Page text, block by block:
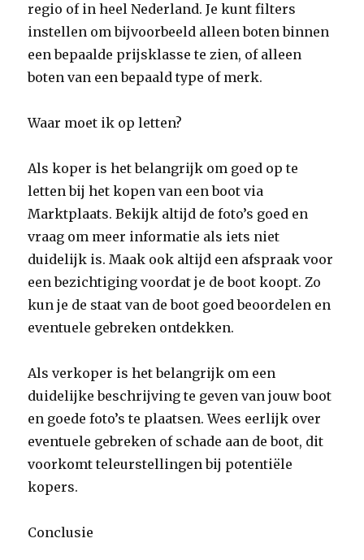
regio of in heel Nederland. Je kunt filters
instellen om bijvoorbeeld alleen boten binnen
een bepaalde prijsklasse te zien, of alleen
boten van een bepaald type of merk.
Waar moet ik op letten?
Als koper is het belangrijk om goed op te
letten bij het kopen van een boot via
Marktplaats. Bekijk altijd de foto’s goed en
vraag om meer informatie als iets niet
duidelijk is. Maak ook altijd een afspraak voor
een bezichtiging voordat je de boot koopt. Zo
kun je de staat van de boot goed beoordelen en
eventuele gebreken ontdekken.
Als verkoper is het belangrijk om een
duidelijke beschrijving te geven van jouw boot
en goede foto’s te plaatsen. Wees eerlijk over
eventuele gebreken of schade aan de boot, dit
voorkomt teleurstellingen bij potentiële
kopers.
Conclusie